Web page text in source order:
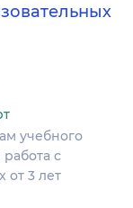
учебного
с
от 3 лет